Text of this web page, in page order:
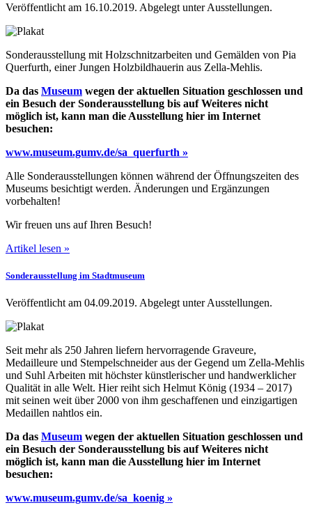
Veröffentlicht am 16.10.2019. Abgelegt unter Ausstellungen.
Sonderausstellung mit Holzschnitzarbeiten und Gemälden von Pia
Querfurth, einer Jungen Holzbildhauerin aus Zella-Mehlis.
Da das Museum wegen der aktuellen Situation geschlossen und
ein Besuch der Sonderausstellung bis auf Weiteres nicht
möglich ist, kann man die Ausstellung hier im Internet
besuchen:
www.museum.gumv.de/sa_querfurth »
Alle Sonderausstellungen können während der Öffnungszeiten des
Museums besichtigt werden. Änderungen und Ergänzungen
vorbehalten!
Wir freuen uns auf Ihren Besuch!
Artikel lesen »
Sonderausstellung im Stadtmuseum
Veröffentlicht am 04.09.2019. Abgelegt unter Ausstellungen.
Seit mehr als 250 Jahren liefern hervorragende Graveure,
Medailleure und Stempelschneider aus der Gegend um Zella-Mehlis
und Suhl Arbeiten mit höchster künstlerischer und handwerklicher
Qualität in alle Welt. Hier reiht sich Helmut König (1934 – 2017)
mit seinen weit über 2000 von ihm geschaffenen und einzigartigen
Medaillen nahtlos ein.
Da das Museum wegen der aktuellen Situation geschlossen und
ein Besuch der Sonderausstellung bis auf Weiteres nicht
möglich ist, kann man die Ausstellung hier im Internet
besuchen:
www.museum.gumv.de/sa_koenig »